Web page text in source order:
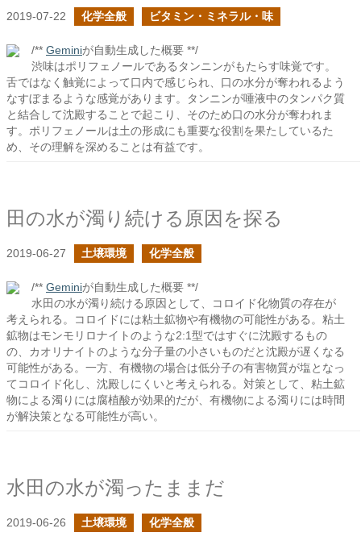
2019-07-22 化学全般 ビタミン・ミネラル・味
/** Geminiが自動生成した概要 **/
渋味はポリフェノールであるタンニンがもたらす味覚です。
舌ではなく触覚によって口内で感じられ、口の水分が奪われるよう
なすぼまるような感覚があります。タンニンが唾液中のタンパク質
と結合して沈殿することで起こり、そのため口の水分が奪われま
す。ポリフェノールは土の形成にも重要な役割を果たしているた
め、その理解を深めることは有益です。
田の水が濁り続ける原因を探る
2019-06-27 土壌環境 化学全般
/** Geminiが自動生成した概要 **/
水田の水が濁り続ける原因として、コロイド化物質の存在が
考えられる。コロイドには粘土鉱物や有機物の可能性がある。粘土
鉱物はモンモリロナイトのような2:1型ではすぐに沈殿するもの
の、カオリナイトのような分子量の小さいものだと沈殿が遅くなる
可能性がある。一方、有機物の場合は低分子の有害物質が塩となっ
てコロイド化し、沈殿しにくいと考えられる。対策として、粘土鉱
物による濁りには腐植酸が効果的だが、有機物による濁りには時間
が解決策となる可能性が高い。
水田の水が濁ったままだ
2019-06-26 土壌環境 化学全般